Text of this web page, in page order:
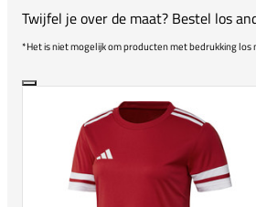
Twijfel je over de maat? Bestel los
*Het is niet mogelijk om producten met bedrukking los